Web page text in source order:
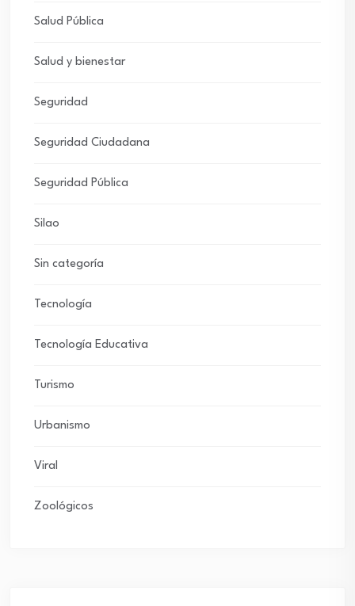
Salud Pública
Salud y bienestar
Seguridad
Seguridad Ciudadana
Seguridad Pública
Silao
Sin categoría
Tecnología
Tecnología Educativa
Turismo
Urbanismo
Viral
Zoológicos